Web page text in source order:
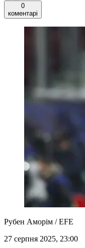
0
коментарі
Рубен Аморім / EFE
27 серпня 2025, 23:00